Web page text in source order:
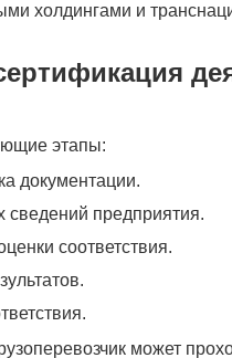
холдингами и
этапы:
документации.
сведений предприятия.
соответствия.
может